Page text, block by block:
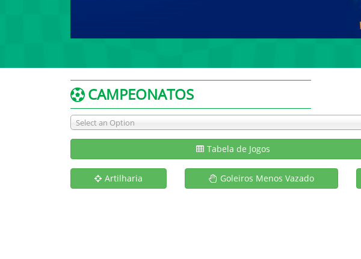
CAMPEONATOS
Select an Option
Tabela de Jogos
Artilharia Goleiros Menos Vazado